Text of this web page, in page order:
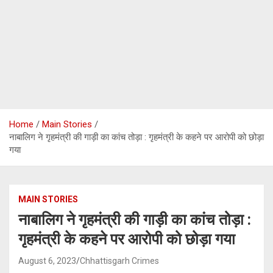
Home
Main Stories
नाबालिग ने गृहमंत्री की गाड़ी का कांच तोड़ा : गृहमंत्री के कहने पर आरोपी को छोड़ा
गया
MAIN STORIES
नाबालिग ने गृहमंत्री की गाड़ी का कांच तोड़ा :
गृहमंत्री के कहने पर आरोपी को छोड़ा गया
August 6, 2023 Chhattisgarh Crimes